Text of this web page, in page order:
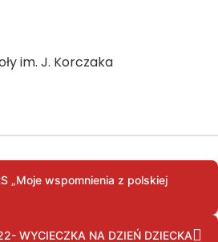
im. J. Korczaka
„Moje wspomnienia z polskiej
WYCIECZKA NA DZIEŃ DZIECKA